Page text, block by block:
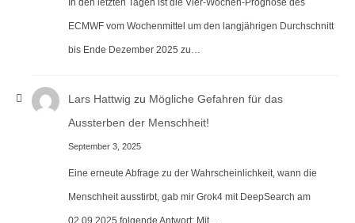
ECMWF vom Wochenmittel um den langjährigen Durchschnitt
bis Ende Dezember 2025 zu…
Lars Hattwig zu Mögliche Gefahren für das
Aussterben der Menschheit!
September 3, 2025
Eine erneute Abfrage zu der Wahrscheinlichkeit, wann die
Menschheit ausstirbt, gab mir Grok4 mit DeepSearch am
02.09.2025 folgende Antwort: Mit…